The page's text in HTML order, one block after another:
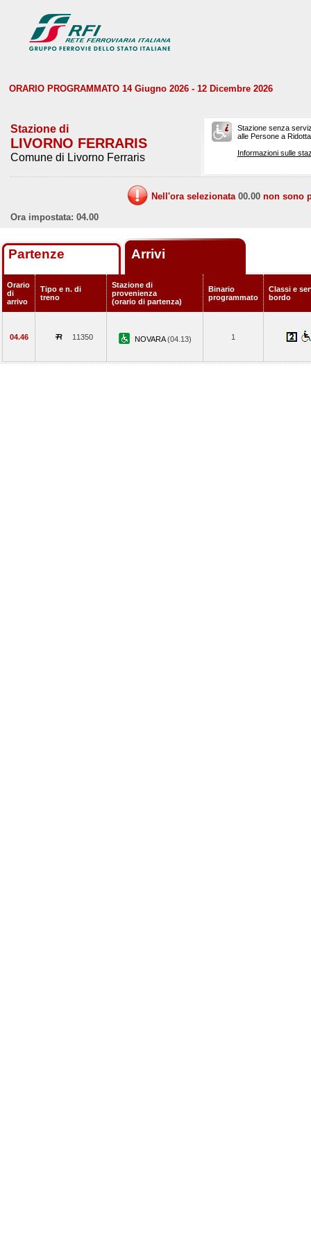
ORARIO PROGRAMMATO 14 Giugno 2026 - 12 Dicembre 2026
Stazione di
LIVORNO FERRARIS
Comune di Livorno Ferraris
Stazione senza
alle Persone a
Informazioni sulle
Nell'ora selezionata 00.00 non sono
Ora impostata: 04.00
Partenze Arrivi
Orario
di
arrivo
Tipo e n. di
treno
Stazione di
provenienza
(orario di partenza)
Binario
programmato
Classi e
bordo
04.46 11350 NOVARA(04.13) 1